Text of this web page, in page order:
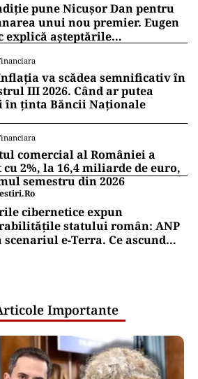
pune Nicușor Dan pentru
unui nou premier. Eugen
explică așteptările
va scădea semnificativ în
III 2026. Când ar putea
în ținta Băncii Naționale
comercial al României a
cu 2%, la 16,4 miliarde de euro,
semestru din 2026
cibernetice expun
statului român: ANP
scenariul e‑Terra. Ce ascund
Importante